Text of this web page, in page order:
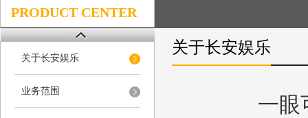
PRODUCT CENTER
关于长安娱乐
业务范围
关于长安娱乐
一眼